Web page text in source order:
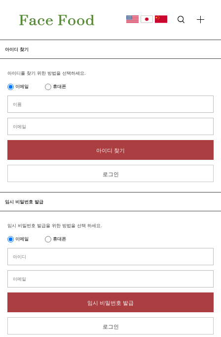
아이디 찾기
아이디를 찾기 위한 방법을 선택하세요.
이메일 휴대폰
아이디 찾기
로그인
임시 비밀번호 발급
임시 비밀번호 발급을 위한 방법을 선택 하세요.
이메일 휴대폰
임시 비밀번호 발급
로그인